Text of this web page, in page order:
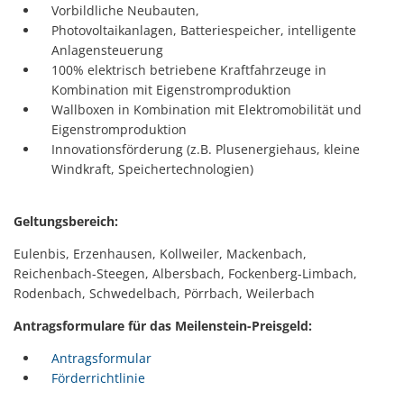
Vorbildliche Neubauten,
Photovoltaikanlagen, Batteriespeicher, intelligente
Anlagensteuerung
100% elektrisch betriebene Kraftfahrzeuge in
Kombination mit Eigenstromproduktion
Wallboxen in Kombination mit Elektromobilität und
Eigenstromproduktion
Innovationsförderung (z.B. Plusenergiehaus, kleine
Windkraft, Speichertechnologien)
Geltungsbereich:
Eulenbis, Erzenhausen, Kollweiler, Mackenbach,
Reichenbach-Steegen, Albersbach, Fockenberg-Limbach,
Rodenbach, Schwedelbach, Pörrbach, Weilerbach
Antragsformulare für das Meilenstein-Preisgeld:
Antragsformular
Förderrichtlinie